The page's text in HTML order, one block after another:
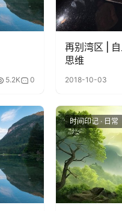
5.2K 0
再别湾区 |
思维
2018-10-03
时间印记 · 日常